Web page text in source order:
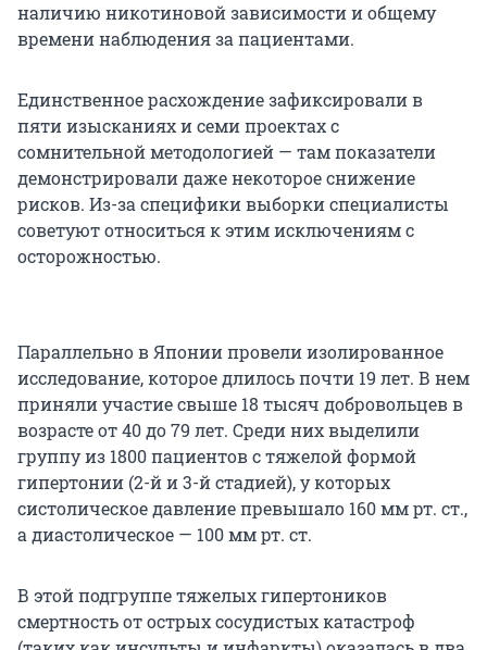
наличию никотиновой зависимости и общему
времени наблюдения за пациентами.
Единственное расхождение зафиксировали в
пяти изысканиях и семи проектах с
сомнительной методологией — там показатели
демонстрировали даже некоторое снижение
рисков. Из-за специфики выборки специалисты
советуют относиться к этим исключениям с
осторожностью.
Параллельно в Японии провели изолированное
исследование, которое длилось почти 19 лет. В нем
приняли участие свыше 18 тысяч добровольцев в
возрасте от 40 до 79 лет. Среди них выделили
группу из 1800 пациентов с тяжелой формой
гипертонии (2-й и 3-й стадией), у которых
систолическое давление превышало 160 мм рт. ст.,
а диастолическое — 100 мм рт. ст.
В этой подгруппе тяжелых гипертоников
смертность от острых сосудистых катастроф